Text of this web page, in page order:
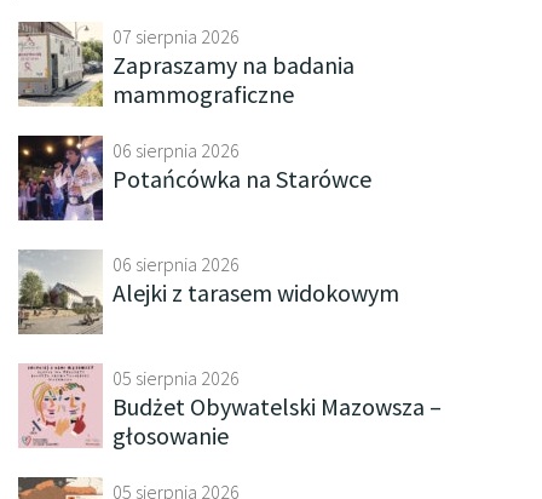
07 sierpnia 2026
Zapraszamy na badania
mammograficzne
06 sierpnia 2026
Potańcówka na Starówce
06 sierpnia 2026
Alejki z tarasem widokowym
05 sierpnia 2026
Budżet Obywatelski Mazowsza –
głosowanie
05 sierpnia 2026